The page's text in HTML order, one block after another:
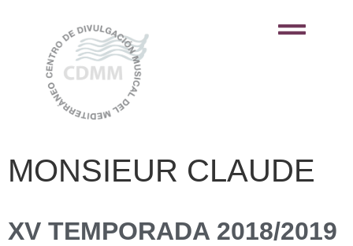
MONSIEUR CLAUDE
XV TEMPORADA 2018/2019